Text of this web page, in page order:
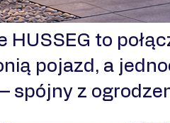
HUSSEG to
pojazd, a
spójny z